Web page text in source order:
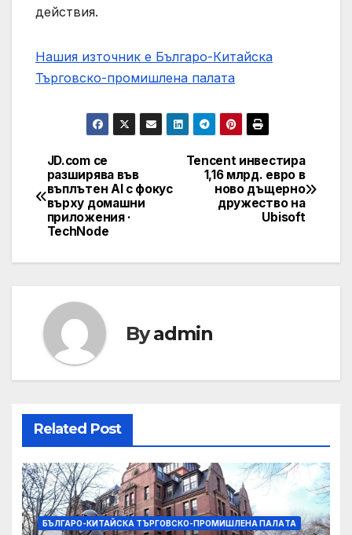
действия.
Нашия източник е Българо-Китайска
Търговско-промишлена палaта
Post
navigation
Tencent инвестира
1,16 млрд. евро в
ново дъщерно
дружество на
Ubisoft
JD.com се
разширява във
въплътен AI с фокус
върху домашни
приложения ·
TechNode
Byadmin
Related Post
БЪЛГАРО-КИТАЙСКА ТЪРГОВСКО-ПРОМИШЛЕНА ПАЛAТА